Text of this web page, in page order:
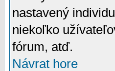
nastavený
niekoľko
fórum, atď.
Návrat hore